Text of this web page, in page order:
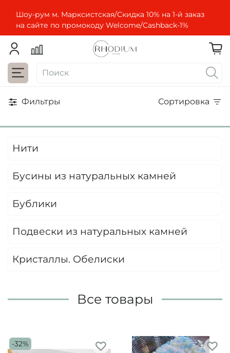
Шоу-рум м. Марксистская/Скидка 10% на 1-й заказ
на сайте по промокоду Welcome/Cashbaсk-1%
Фильтры Сортировка
Нити
Бусины из натуральных камней
Бублики
Подвески из натуральных камней
Кристаллы. Обелиски
Все товары
-32%